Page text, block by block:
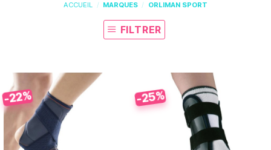
ACCUEIL / MARQUES / ORLIMAN SPORT
FILTRER
-22% -25%